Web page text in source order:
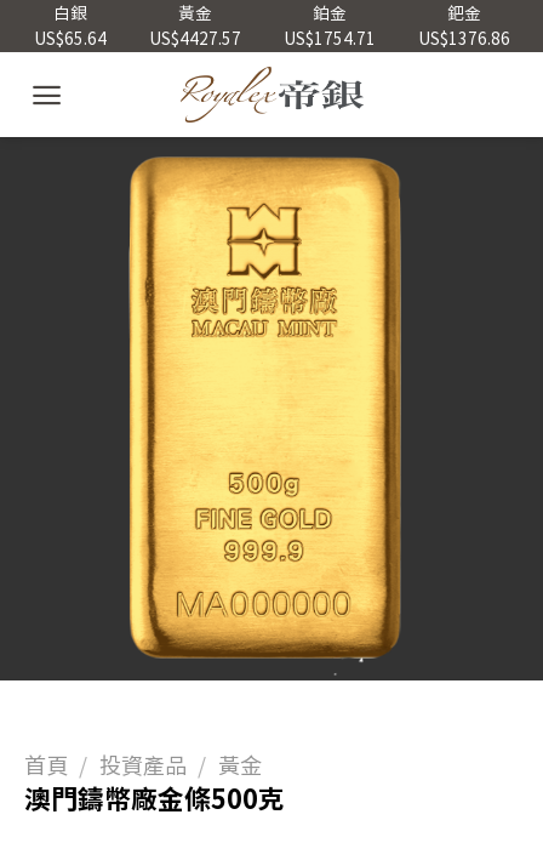
to
content
白銀
US$65.64
黃金
US$4427.57
鉑金
US$1754.71
鈀金
US$1376.86
首頁 / 投資產品 / 黃金
澳門鑄幣廠金條500克